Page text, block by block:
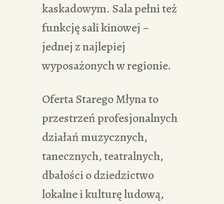
kaskadowym. Sala pełni też
funkcję sali kinowej –
jednej z najlepiej
wyposażonych w regionie.
Oferta Starego Młyna to
przestrzeń profesjonalnych
działań muzycznych,
tanecznych, teatralnych,
dbałości o dziedzictwo
lokalne i kulturę ludową,